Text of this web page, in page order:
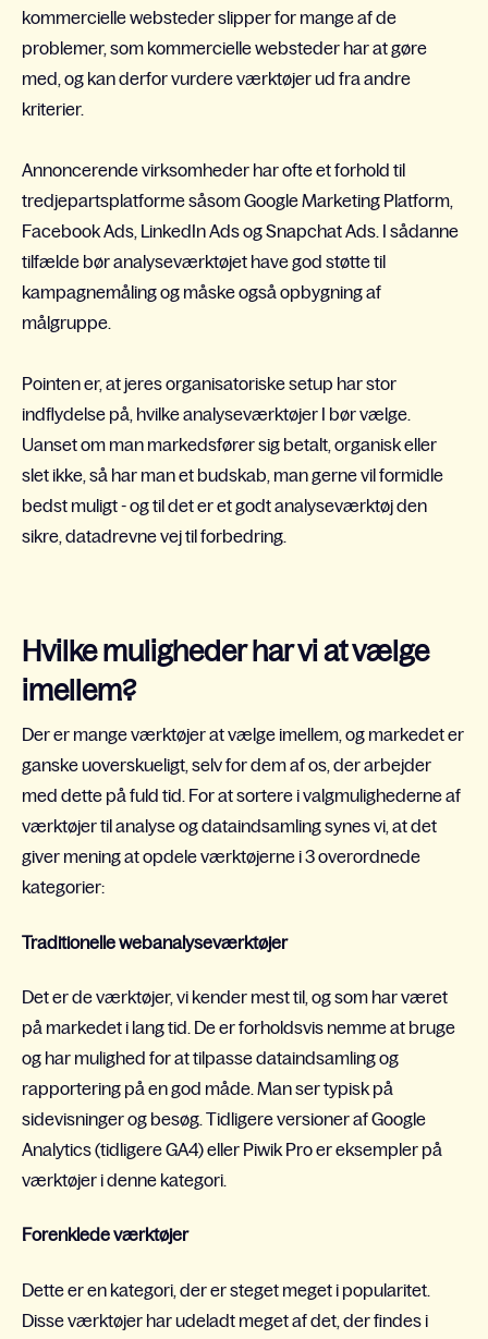
kommercielle websteder slipper for mange af de
problemer, som kommercielle websteder har at gøre
med, og kan derfor vurdere værktøjer ud fra andre
kriterier.
Annoncerende virksomheder har ofte et forhold til
tredjepartsplatforme såsom Google Marketing Platform,
Facebook Ads, LinkedIn Ads og Snapchat Ads. I sådanne
tilfælde bør analyseværktøjet have god støtte til
kampagnemåling og måske også opbygning af
målgruppe.
Pointen er, at jeres organisatoriske setup har stor
indflydelse på, hvilke analyseværktøjer I bør vælge.
Uanset om man markedsfører sig betalt, organisk eller
slet ikke, så har man et budskab, man gerne vil formidle
bedst muligt - og til det er et godt analyseværktøj den
sikre, datadrevne vej til forbedring.
Hvilke muligheder har vi at vælge
imellem?
Der er mange værktøjer at vælge imellem, og markedet er
ganske uoverskueligt, selv for dem af os, der arbejder
med dette på fuld tid. For at sortere i valgmulighederne af
værktøjer til analyse og dataindsamling synes vi, at det
giver mening at opdele værktøjerne i 3 overordnede
kategorier:
Traditionelle webanalyseværktøjer
Det er de værktøjer, vi kender mest til, og som har været
på markedet i lang tid. De er forholdsvis nemme at bruge
og har mulighed for at tilpasse dataindsamling og
rapportering på en god måde. Man ser typisk på
sidevisninger og besøg. Tidligere versioner af Google
Analytics (tidligere GA4) eller Piwik Pro er eksempler på
værktøjer i denne kategori.
Forenklede værktøjer
Dette er en kategori, der er steget meget i popularitet.
Disse værktøjer har udeladt meget af det, der findes i